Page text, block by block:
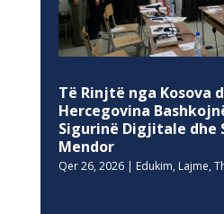
Të Rinjtë nga Kosova
Hercegovina
Sigurinë Digjitale dhe
Mendor
Qer 26, 2026| Edukim, Lajme,